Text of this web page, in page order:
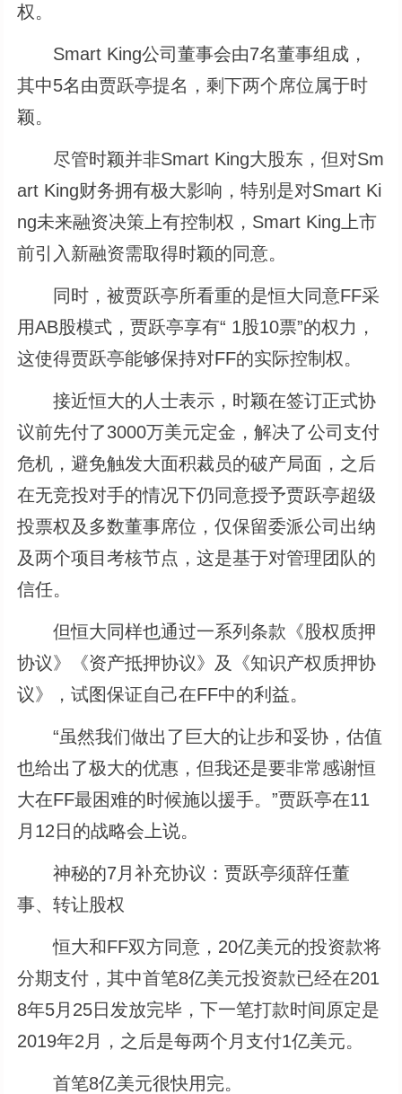
权。
Smart King公司董事会由7名董事组成，
其中5名由贾跃亭提名，剩下两个席位属于时
颖。
尽管时颖并非Smart King大股东，但对Sm
art King财务拥有极大影响，特别是对Smart Ki
ng未来融资决策上有控制权，Smart King上市
前引入新融资需取得时颖的同意。
同时，被贾跃亭所看重的是恒大同意FF采
用AB股模式，贾跃亭享有“ 1股10票”的权力，
这使得贾跃亭能够保持对FF的实际控制权。
接近恒大的人士表示，时颖在签订正式协
议前先付了3000万美元定金，解决了公司支付
危机，避免触发大面积裁员的破产局面，之后
在无竞投对手的情况下仍同意授予贾跃亭超级
投票权及多数董事席位，仅保留委派公司出纳
及两个项目考核节点，这是基于对管理团队的
信任。
但恒大同样也通过一系列条款《股权质押
协议》《资产抵押协议》及《知识产权质押协
议》，试图保证自己在FF中的利益。
“虽然我们做出了巨大的让步和妥协，估值
也给出了极大的优惠，但我还是要非常感谢恒
大在FF最困难的时候施以援手。”贾跃亭在11
月12日的战略会上说。
神秘的7月补充协议：贾跃亭须辞任董
事、转让股权
恒大和FF双方同意，20亿美元的投资款将
分期支付，其中首笔8亿美元投资款已经在201
8年5月25日发放完毕，下一笔打款时间原定是
2019年2月，之后是每两个月支付1亿美元。
首笔8亿美元很快用完。